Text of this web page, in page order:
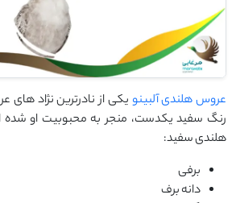
عروس هلندی آلبینو یکی از نادرترین نژاد
رنگ سفید یکدست، منجر به محبوبیت او
هلندی سفید:
برفی
دانه برف